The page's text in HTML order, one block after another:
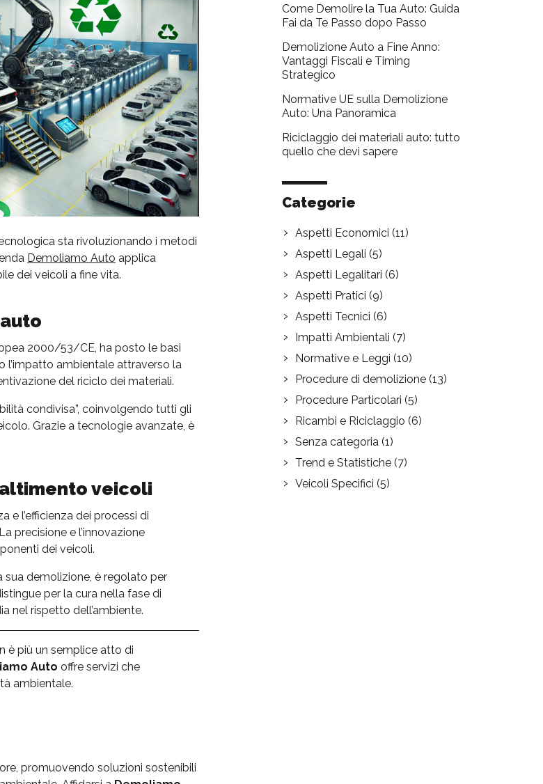
sta rivoluzionando i metodi
Demoliamo Auto applica
dei veicoli a fine vita.
2000/53/CE, ha posto le basi
l’impatto ambientale attraverso la
del riciclo dei materiali.
condivisa”, coinvolgendo tutti gli
Grazie a tecnologie avanzate, è
veicoli
e l’efficienza dei processi di
precisione e l’innovazione
dei veicoli.
sua demolizione, è regolato per
per la cura nella fase di
nel rispetto dell’ambiente.
è più un semplice atto di
Auto offre servizi che
ambientale.
promuovendo soluzioni sostenibili
Come Demolire la Tua Auto: Guida
Fai da Te Passo dopo Passo
Demolizione Auto a Fine Anno:
Vantaggi Fiscali e Timing
Strategico
Normative UE sulla Demolizione
Auto: Una Panoramica
Riciclaggio dei materiali auto: tutto
quello che devi sapere
Categorie
Aspetti Economici (11)
Aspetti Legali (5)
Aspetti Legalitari (6)
Aspetti Pratici (9)
Aspetti Tecnici (6)
Impatti Ambientali (7)
Normative e Leggi (10)
Procedure di demolizione(13)
Procedure Particolari (5)
Ricambi e Riciclaggio (6)
Senza categoria(1)
Trend e Statistiche(7)
Veicoli Specifici (5)